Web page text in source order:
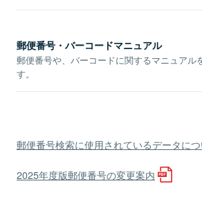
郵便番号・バーコードマニュアル
郵便番号や、バーコードに関するマニュアル
す。
郵便番号検索に使用されているデータに
2025年度版郵便番号の変更案内